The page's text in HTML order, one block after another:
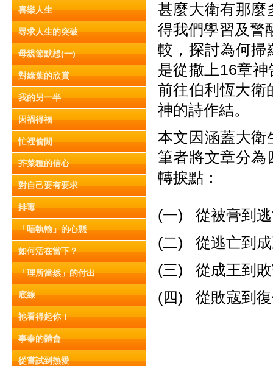
喜樂人生
尋求人生的突破
母親節默想(一)
對綠葉的欣賞
我的另一半
因禍得福
忙裡偷閒
芥菜種的信心
對自己要有要求
排毒
「唔執輸」的心態
如何活在當下？
「理所當然」的付出
底線
祂看得起你！
事奉的體會
從嘗試到熱愛
甚麼大衛有那麼
得我們學習及警
較，探討為何掃
是從撒上16章
前往伯利恆大衛
神的詩作結。
本文因涵蓋大衛
筆者將文章分為
轉捩點：
(一) 從被膏到
(二) 從逃亡到
(三) 從成王到
(四) 從敗寇到